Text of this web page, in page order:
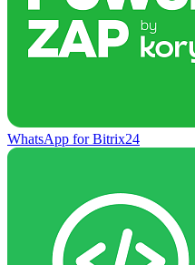
WhatsApp for Bitrix24